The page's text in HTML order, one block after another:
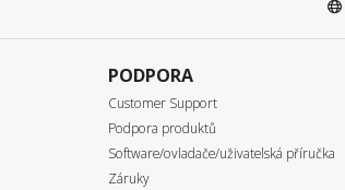
PODPORA
Customer Support
Podpora produktů
Software/ovladače/uživatelská příručka
Záruky